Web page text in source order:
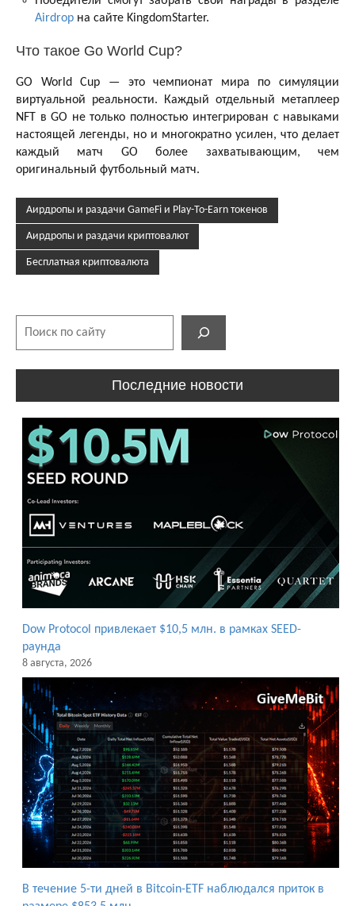
Airdrop на сайте KingdomStarter.
Что такое Go World Cup?
GO World Cup — это чемпионат мира по симуляции
виртуальной реальности. Каждый отдельный метаплеер
NFT в GO не только полностью интегрирован с навыками
настоящей легенды, но и многократно усилен, что делает
каждый матч GO более захватывающим, чем
оригинальный футбольный матч.
Аирдропы и раздачи GameFi и Play-To-Earn токенов
Аирдропы и раздачи криптовалют
Бесплатная криптовалюта
Последние новости
Dow Protocol привлекает $10,5 млн. в рамках SEED-
раунда
8 августа, 2026
В течение 5-ти дней в Bitcoin-ETF наблюдался приток в